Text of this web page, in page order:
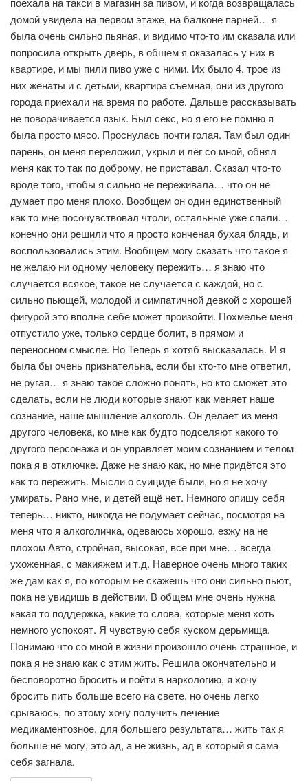
домой увидела на первом этаже, на балконе парней… я
была очень сильно пьяная, и видимо что-то им сказала или
попросила открыть дверь, в общем я оказалась у них в
квартире, и мы пили пиво уже с ними. Их было 4, трое из
них женаты и с детьми, квартира съемная, они из другого
города приехали на время по работе. Дальше рассказывать
не поворачивается язык. Был секс, но я его не помню я
была просто мясо. Проснулась почти голая. Там был один
парень, он меня переложил, укрыл и лёг со мной, обнял
меня как то так по доброму, не приставал. Сказал что-то
вроде того, чтобы я сильно не переживала… что он не
думает про меня плохо. Вообщем он один единственный
как то мне посочувствовал чтоли, остальные уже спали…
конечно они решили что я просто конченая бухая блядь, и
воспользовались этим. Вообщем могу сказать что такое я
не желаю ни одному человеку пережить… я знаю что
случается всякое, такое не случается с каждой, но с
сильно пьющей, молодой и симпатичной девкой с хорошей
фигурой это вполне себе может произойти. Похмелье меня
отпустило уже, только сердце болит, в прямом и
переносном смысле. Но Теперь я хотяб высказалась. И я
была бы очень признательна, если бы кто-то мне ответил,
не ругая… я знаю такое сложно понять, но кто сможет это
сделать, если не люди которые знают как меняет наше
сознание, наше мышление алкоголь. Он делает из меня
другого человека, ко мне как будто подселяют какого то
другого персонажа и он управляет моим сознанием и телом
пока я в отключке. Даже не знаю как, но мне придётся это
как то пережить. Мысли о суициде были, но я не хочу
умирать. Рано мне, и детей ещё нет. Немного опишу себя
теперь… никто, никогда не подумает сейчас, посмотря на
меня что я алкоголичка, одеваюсь хорошо, езжу на не
плохом Авто, стройная, высокая, все при мне… всегда
ухоженная, с макияжем и т.д. Наверное очень много таких
же дам как я, по которым не скажешь что они сильно пьют,
пока не увидишь в действии. В общем мне очень нужна
какая то поддержка, какие то слова, которые меня хоть
немного успокоят. Я чувствую себя куском дерьмища.
Понимаю что со мной в жизни произошло очень страшное, и
пока я не знаю как с этим жить. Решила окончательно и
бесповоротно бросить и пойти в наркологию, я хочу
бросить пить больше всего на свете, но очень легко
срываюсь, по этому хочу получить лечение
медикаментозное, для большего результата… жить так я
больше не могу, это ад, а не жизнь, ад в который я сама
себя загнала.